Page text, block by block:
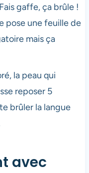
gaffe, ça brûle !
pose une feuille de
mais ça
la peau qui
reposer 5
brûler la langue
avec